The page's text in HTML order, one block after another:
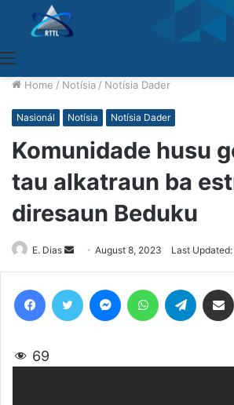
Home / Notísia / Notísia Dader
Nasionál Notísia Notísia Dader
Komunidade husu
tau alkatraun ba
diresaun Beduku
E. Dias
Send
an
August 8, 2023 Last
69